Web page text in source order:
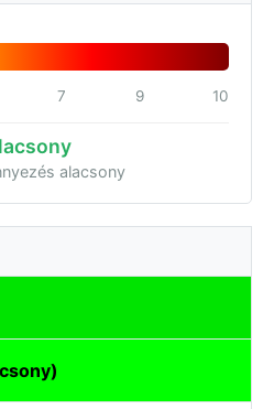
7 9 10
alacsony